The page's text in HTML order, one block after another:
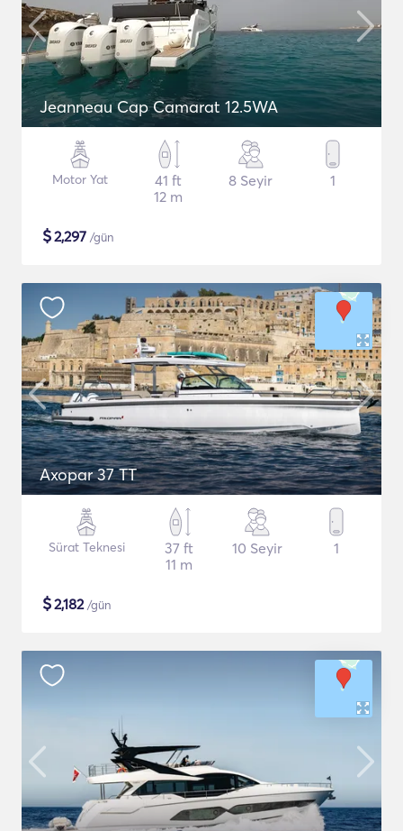
Jeanneau Cap Camarat 12.5WA
Motor Yat
41 ft
12 m
8 Seyir 1
$2,297 /gün
Axopar 37 TT
Sürat Teknesi
37 ft
11 m
10 Seyir 1
$2,182/gün